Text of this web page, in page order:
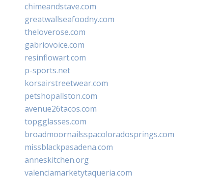
chimeandstave.com
greatwallseafoodny.com
theloverose.com
gabriovoice.com
resinflowart.com
p-sports.net
korsairstreetwear.com
petshopallston.com
avenue26tacos.com
topgglasses.com
broadmoornailsspacoloradosprings.com
missblackpasadena.com
anneskitchen.org
valenciamarketytaqueria.com